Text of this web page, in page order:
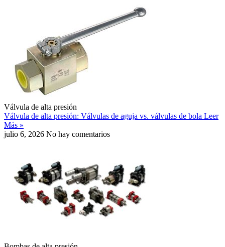
Válvula de alta presión
Válvula de alta presión: Válvulas de aguja vs. válvulas de bola Leer
Más »
julio 6, 2026 No hay comentarios